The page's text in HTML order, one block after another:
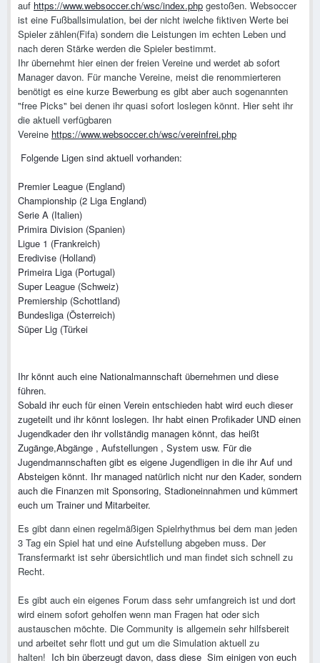
auf https://www.websoccer.ch/wsc/index.php gestoßen. Websoccer
ist eine Fußballsimulation, bei der nicht iwelche fiktiven Werte bei
Spieler zählen(Fifa) sondern die Leistungen im echten Leben und
nach deren Stärke werden die Spieler bestimmt.
Ihr übernehmt hier einen der freien Vereine und werdet ab sofort
Manager davon. Für manche Vereine, meist die renommierteren
benötigt es eine kurze Bewerbung es gibt aber auch sogenannten
"free Picks" bei denen ihr quasi sofort loslegen könnt. Hier seht ihr
die aktuell verfügbaren
Vereine https://www.websoccer.ch/wsc/vereinfrei.php
Folgende Ligen sind aktuell vorhanden:
Premier League (England)
Championship (2 Liga England)
Serie A (Italien)
Primira Division (Spanien)
Ligue 1 (Frankreich)
Eredivise (Holland)
Primeira Liga (Portugal)
Super League (Schweiz)
Premiership (Schottland)
Bundesliga (Österreich)
Süper Lig (Türkei
Ihr könnt auch eine Nationalmannschaft übernehmen und diese
führen.
Sobald ihr euch für einen Verein entschieden habt wird euch dieser
zugeteilt und ihr könnt loslegen. Ihr habt einen Profikader UND einen
Jugendkader den ihr vollständig managen könnt, das heißt
Zugänge,Abgänge , Aufstellungen , System usw. Für die
Jugendmannschaften gibt es eigene Jugendligen in die ihr Auf und
Absteigen könnt. Ihr managed natürlich nicht nur den Kader, sondern
auch die Finanzen mit Sponsoring, Stadioneinnahmen und kümmert
euch um Trainer und Mitarbeiter.
Es gibt dann einen regelmäßigen Spielrhythmus bei dem man jeden
3 Tag ein Spiel hat und eine Aufstellung abgeben muss. Der
Transfermarkt ist sehr übersichtlich und man findet sich schnell zu
Recht.
Es gibt auch ein eigenes Forum dass sehr umfangreich ist und dort
wird einem sofort geholfen wenn man Fragen hat oder sich
austauschen möchte. Die Community is allgemein sehr hilfsbereit
und arbeitet sehr flott und gut um die Simulation aktuell zu
halten! Ich bin überzeugt davon, dass diese Sim einigen von euch